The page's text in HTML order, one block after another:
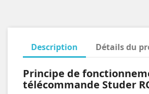
Description Détails du
Principe de
télécommande Studer